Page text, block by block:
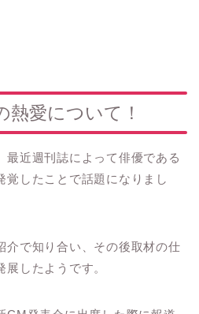
熱愛について！
最近週刊誌によって俳優である
覚したことで話題になりまし
介で知り合い、その後取材の仕
したようです。